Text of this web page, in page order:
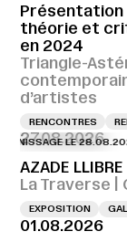
théorie et
en 2024
Triangle-
d’artistes
RENCONTRES
27.08.2026
LE 28.08.2026
AZADE LLIBRE
La Traverse
EXPOSITION
01.08.2026